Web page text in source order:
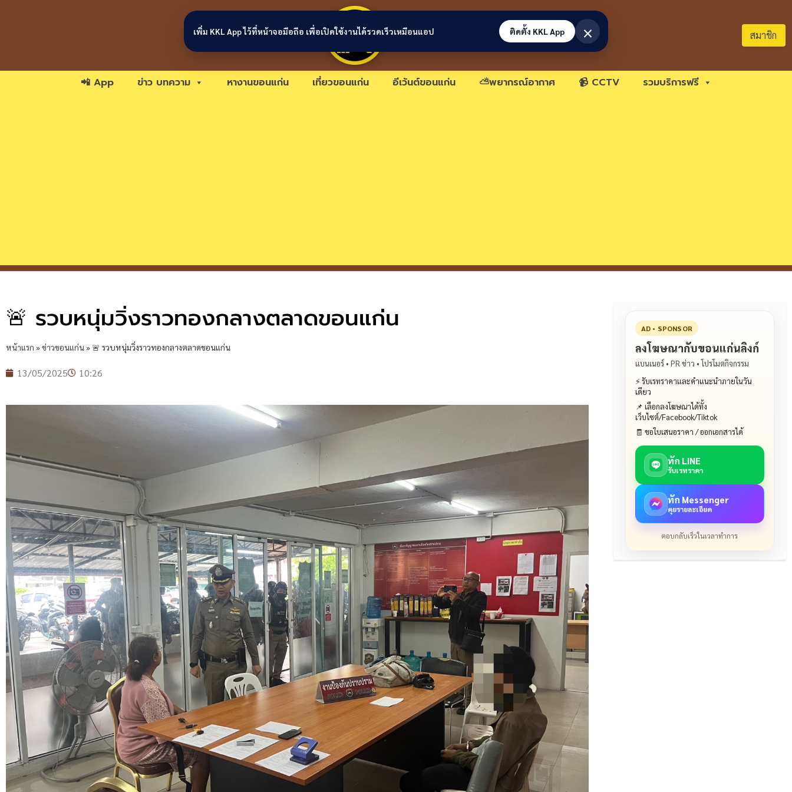
ขอนแก่นลิงก์ สมาชิก
📲 App ข่าว บทความ หางานขอนแก่น เที่ยวขอนแก่น อีเว้นต์ขอนแก่น ⛅พยากรณ์อากาศ 📹 CCTV รวมบริการฟรี
🚨 รวบหนุ่มวิ่งราวทองกลางตลาดขอนแก่น
หน้าแรก »ข่าวขอนแก่น»🚨 รวบหนุ่มวิ่งราวทองกลางตลาดขอนแก่น
13/05/2025 10:26
AD • SPONSOR
ลงโฆษณากับขอนแก่นลิงก์
แบนเนอร์ • PR ข่าว • โปรโมตกิจกรรม
⚡ รับเรทราคาและคำแนะนำภายในวัน
เดียว
📌 เลือกลงโฆษณาได้ทั้ง
เว็บไซต์/Facebook/Tiktok
🧾 ขอใบเสนอราคา / ออกเอกสารได้
ทัก LINE
รับเรทราคา
ทัก Messenger
คุยรายละเอียด
ตอบกลับเร็วในเวลาทำการ
เพิ่ม KKL App ไว้ที่หน้าจอมือถือ เพื่อเปิดใช้งานได้รวดเร็วเหมือนแอป ติดตั้ง KKL App ×